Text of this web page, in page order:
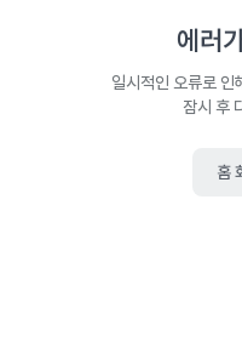
에러
일시적인 오류로 인
잠시 후
홈